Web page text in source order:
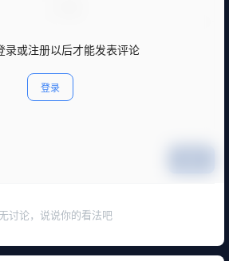
录或注册以后才能发表评论
登录
讨论，说说你的看法吧